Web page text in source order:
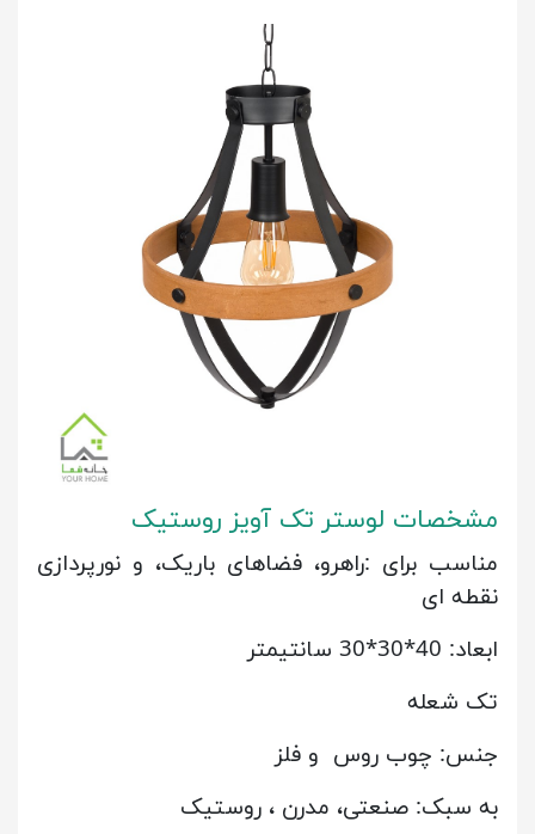
مشخصات لوستر تک آویز روستیک
مناسب برای :راهرو، فضاهای باریک، و نورپردازی
نقطه ای
ابعاد: 40*30*30 سانتیمتر
تک شعله
جنس: چوب روس و فلز
به سبک: صنعتی، مدرن ، روستیک